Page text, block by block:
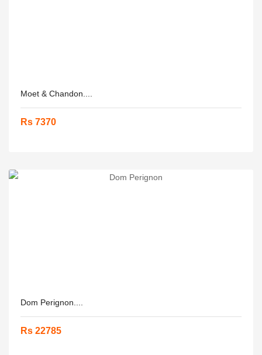
Moet & Chandon....
Rs 7370
Dom Perignon....
Rs 22785